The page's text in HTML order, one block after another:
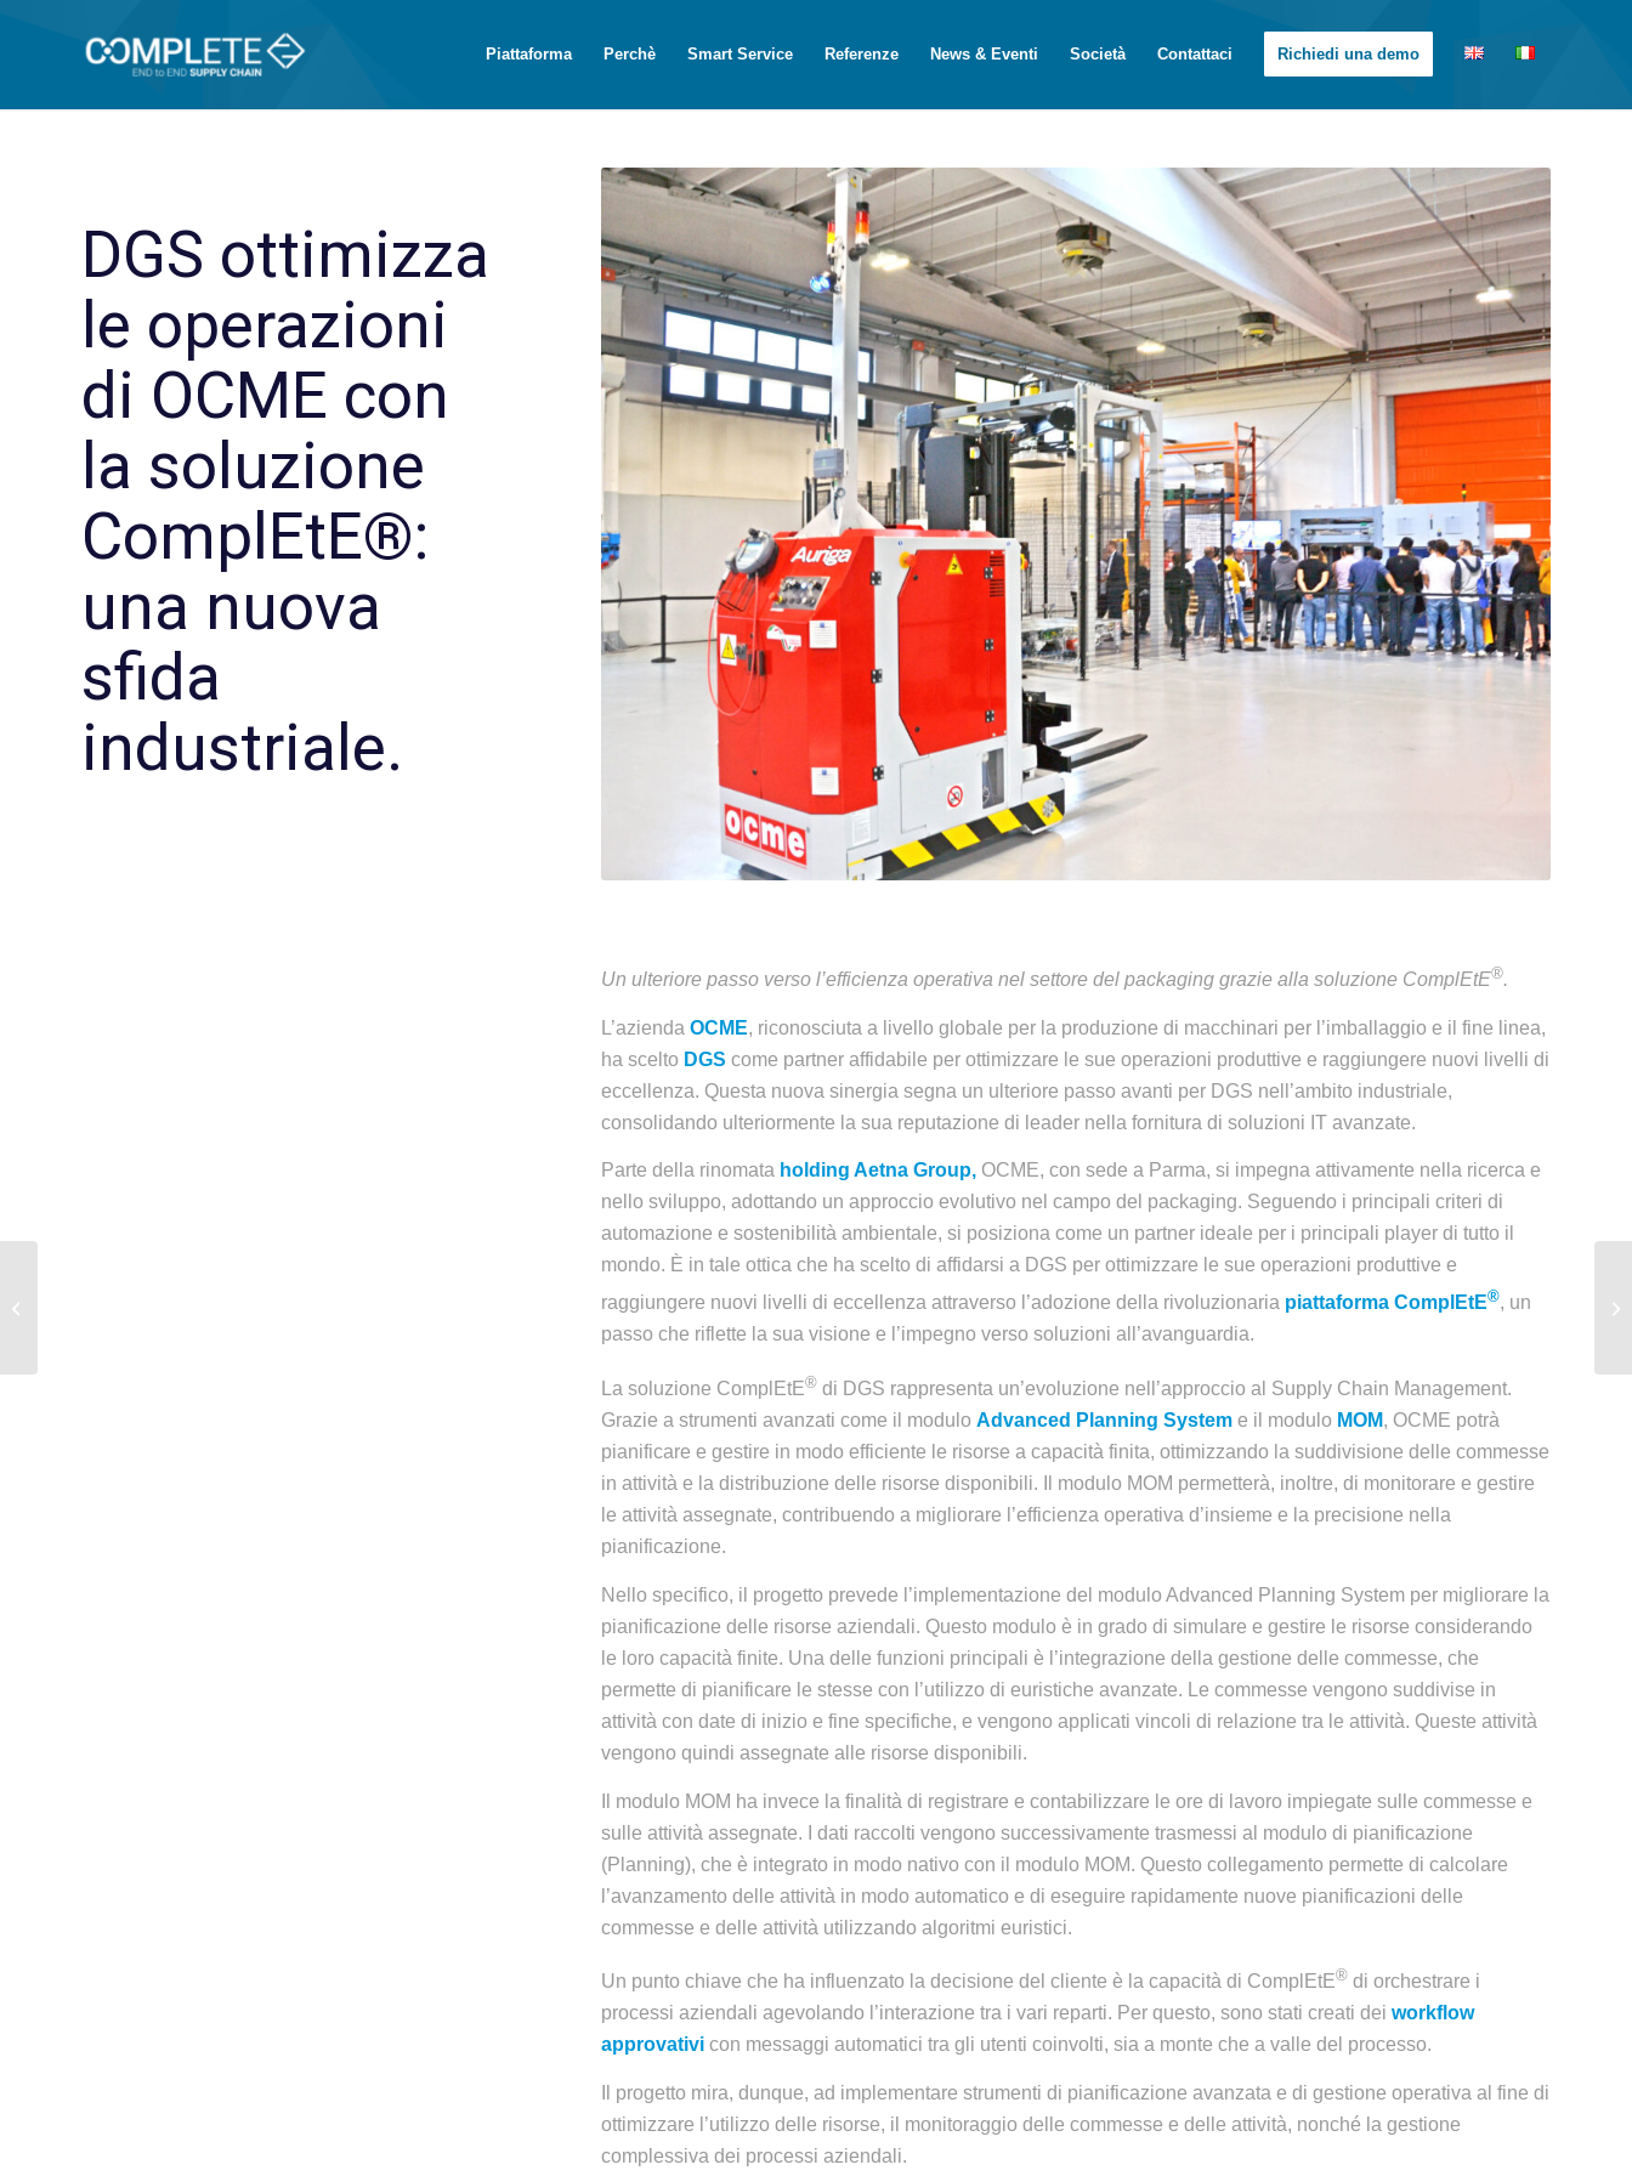
Piattaforma Perchè Smart Service Referenze News & Eventi Società Contattaci Richiedi una demo
DGS ottimizza
le operazioni
di OCME con
la soluzione
ComplEtE®:
una nuova
sfida
industriale.
Un ulteriore passo verso l’efficienza operativa nel settore del packaging grazie alla soluzione ComplEtE®.
L’azienda OCME, riconosciuta a livello globale per la produzione di macchinari per l’imballaggio e il fine linea,
ha scelto DGS come partner affidabile per ottimizzare le sue operazioni produttive e raggiungere nuovi livelli di
eccellenza. Questa nuova sinergia segna un ulteriore passo avanti per DGS nell’ambito industriale,
consolidando ulteriormente la sua reputazione di leader nella fornitura di soluzioni IT avanzate.
Parte della rinomata holding Aetna Group, OCME, con sede a Parma, si impegna attivamente nella ricerca e
nello sviluppo, adottando un approccio evolutivo nel campo del packaging. Seguendo i principali criteri di
automazione e sostenibilità ambientale, si posiziona come un partner ideale per i principali player di tutto il
mondo. È in tale ottica che ha scelto di affidarsi a DGS per ottimizzare le sue operazioni produttive e
raggiungere nuovi livelli di eccellenza attraverso l’adozione della rivoluzionaria piattaforma ComplEtE®, un
passo che riflette la sua visione e l’impegno verso soluzioni all’avanguardia.
La soluzione ComplEtE® di DGS rappresenta un’evoluzione nell’approccio al Supply Chain Management.
Grazie a strumenti avanzati come il modulo Advanced Planning System e il modulo MOM, OCME potrà
pianificare e gestire in modo efficiente le risorse a capacità finita, ottimizzando la suddivisione delle commesse
in attività e la distribuzione delle risorse disponibili. Il modulo MOM permetterà, inoltre, di monitorare e gestire
le attività assegnate, contribuendo a migliorare l’efficienza operativa d’insieme e la precisione nella
pianificazione.
Nello specifico, il progetto prevede l’implementazione del modulo Advanced Planning System per migliorare la
pianificazione delle risorse aziendali. Questo modulo è in grado di simulare e gestire le risorse considerando
le loro capacità finite. Una delle funzioni principali è l’integrazione della gestione delle commesse, che
permette di pianificare le stesse con l’utilizzo di euristiche avanzate. Le commesse vengono suddivise in
attività con date di inizio e fine specifiche, e vengono applicati vincoli di relazione tra le attività. Queste attività
vengono quindi assegnate alle risorse disponibili.
Il modulo MOM ha invece la finalità di registrare e contabilizzare le ore di lavoro impiegate sulle commesse e
sulle attività assegnate. I dati raccolti vengono successivamente trasmessi al modulo di pianificazione
(Planning), che è integrato in modo nativo con il modulo MOM. Questo collegamento permette di calcolare
l’avanzamento delle attività in modo automatico e di eseguire rapidamente nuove pianificazioni delle
commesse e delle attività utilizzando algoritmi euristici.
Un punto chiave che ha influenzato la decisione del cliente è la capacità di ComplEtE® di orchestrare i
processi aziendali agevolando l’interazione tra i vari reparti. Per questo, sono stati creati dei workflow
approvativi con messaggi automatici tra gli utenti coinvolti, sia a monte che a valle del processo.
Il progetto mira, dunque, ad implementare strumenti di pianificazione avanzata e di gestione operativa al fine di
ottimizzare l’utilizzo delle risorse, il monitoraggio delle commesse e delle attività, nonché la gestione
complessiva dei processi aziendali.